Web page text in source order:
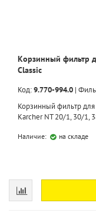
Корзинный фильтр
Classic
Код:9.770-994.0 |
Корзинный фильтр
Karcher NT 20/1, 30/1,
Наличие: на складе